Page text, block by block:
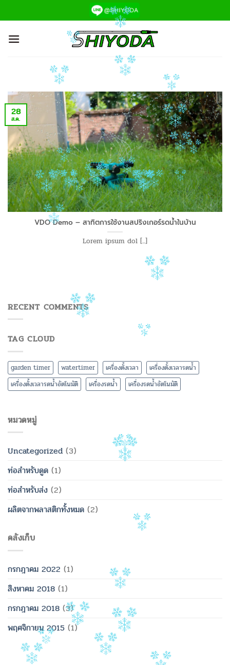
ไป
เนื้อหา
VDO Demo – สาทิตการใช้งานสปริงเกอร์รดน้ำในบ้าน
Lorem ipsum dol [...]
28
ส.ค.
RECENT COMMENTS
TAG CLOUD
garden timer watertimer เครื่องตั้งเวลา
เครื่องตั้งเวลารดน้ำ
เครื่องตั้งเวลารดน้ำอัตโนมัติ
เครื่องรดน้ำ เครื่องรดน้ำอัตโนมัติ
หมวดหมู่
Uncategorized (3)
ท่อสำหรับดูด (1)
ท่อสำหรับส่ง (2)
ผลิตจากพลาสติกทั้งหมด (2)
คลังเก็บ
กรกฎาคม 2022 (1)
สิงหาคม 2018 (1)
กรกฎาคม 2018 (3)
พฤศจิกายน 2015 (1)